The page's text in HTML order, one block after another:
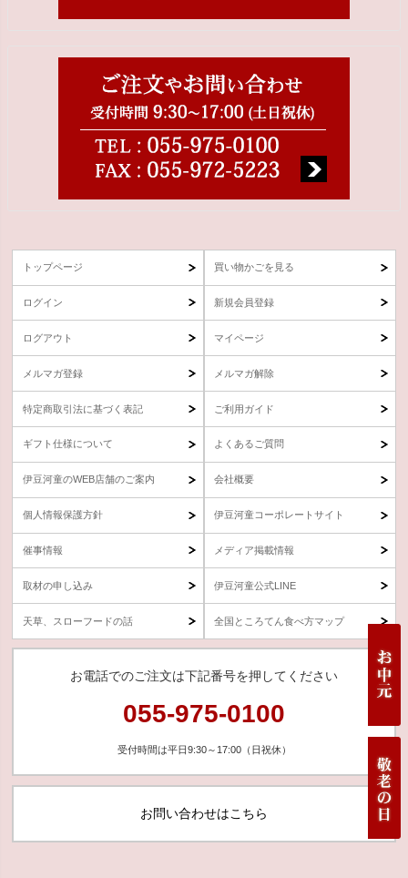
トップページ 買い物かごを見る
ログイン 新規会員登録
ログアウト マイページ
メルマガ登録 メルマガ解除
特定商取引法に基づく表記 ご利用ガイド
ギフト仕様について よくあるご質問
伊豆河童のWEB店舗のご案内 会社概要
個人情報保護方針 伊豆河童コーポレートサイト
催事情報 メディア掲載情報
取材の申し込み 伊豆河童公式LINE
天草、スローフードの話 全国ところてん食べ方マップ
お電話でのご注文は下記番号を押してください
055-975-0100
受付時間は平日9:30～17:00（日祝休）
お問い合わせはこちら